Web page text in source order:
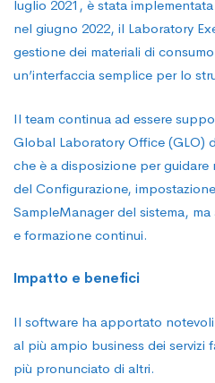
luglio 2021, è stata
nel giugno 2022, il Laboratory
gestione dei materiali di
un’interfaccia semplice per lo
Il team continua ad essere
Global Laboratory Office (GLO)
che è a disposizione per
del Configurazione,
SampleManager del sistema,
e formazione continui.
Impatto e benefici
Il software ha apportato
al più ampio business dei servizi
più pronunciato di altri.